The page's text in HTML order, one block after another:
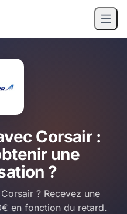
Corsair :
une
?
? Recevez une
en fonction du retard.